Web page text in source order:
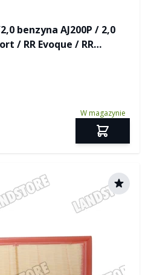
benzyna AJ200P / 2,0
/ RR Evoque / RR
W magazynie